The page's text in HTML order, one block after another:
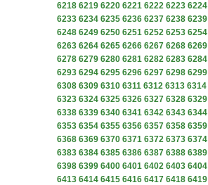
6218 6219 6220 6221 6222 6223 6224
6233 6234 6235 6236 6237 6238 6239
6248 6249 6250 6251 6252 6253 6254
6263 6264 6265 6266 6267 6268 6269
6278 6279 6280 6281 6282 6283 6284
6293 6294 6295 6296 6297 6298 6299
6308 6309 6310 6311 6312 6313 6314
6323 6324 6325 6326 6327 6328 6329
6338 6339 6340 6341 6342 6343 6344
6353 6354 6355 6356 6357 6358 6359
6368 6369 6370 6371 6372 6373 6374
6383 6384 6385 6386 6387 6388 6389
6398 6399 6400 6401 6402 6403 6404
6413 6414 6415 6416 6417 6418 6419